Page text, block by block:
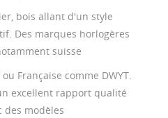
bois allant d'un style
Des marques horlogères
suisse
Française comme DWYT.
excellent rapport qualité
des modèles